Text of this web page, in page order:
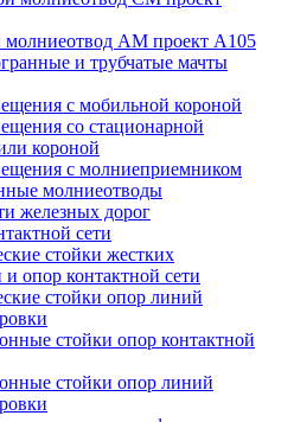
АМ проект А105
и трубчатые мачты
с мобильной короной
со стационарной
короной
с молниеприемником
молниеотводы
железных дорог
сети
стойки жестких
опор контактной сети
стойки опор линий
стойки опор контактной
стойки опор линий